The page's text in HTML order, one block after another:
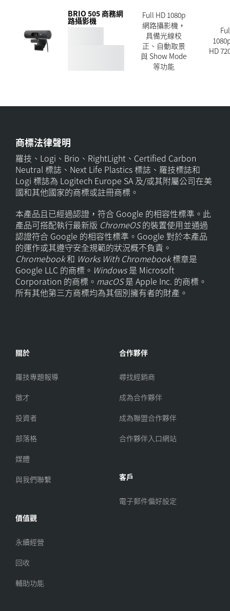
BRIO 505 商務網
路攝影機
Full HD 1080p
網路攝影機，
具備光線校
正、自動取景
與 Show Mode
等功能
HD
商標法律聲明
羅技、Logi、Brio、RightLight、Certified Carbon
Neutral 標誌、Next Life Plastics 標誌、羅技標誌和
Logi 標誌為 Logitech Europe SA 及/或其附屬公司在美
國和其他國家的商標或註冊商標。
本產品且已經過認證，符合 Google 的相容性標準。此
產品可搭配執行最新版 ChromeOS的裝置使用並通過
認證符合 Google 的相容性標準。Google 對於本產品
的運作或其遵守安全規範的狀況概不負責。
Chromebook和 Works With Chromebook標章是
Google LLC 的商標。 Windows是 Microsoft
Corporation 的商標。 macOS是 Apple Inc. 的商標。
所有其他第三方商標均為其個別擁有者的財產。
關於
羅技專題報導
徵才
投資者
部落格
媒體
與我們聯繫
價值觀
永續經營
回收
輔助功能
合作夥伴
尋找經銷商
成為合作夥伴
成為聯盟合作夥伴
合作夥伴入口網站
客戶
電子郵件偏好設定